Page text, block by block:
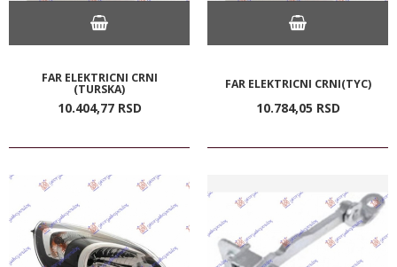
FAR ELEKTRICNI CRNI
(TURSKA)
10.404,77 RSD
FAR ELEKTRICNI CRNI(TYC)
10.784,05 RSD